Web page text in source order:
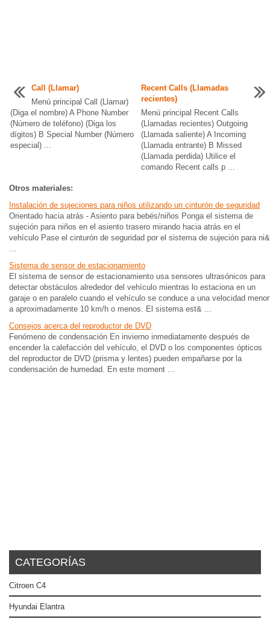
Call (Llamar)
Menú principal Call (Llamar)
(Diga el nombre) A Phone Number
(Número de teléfono) (Diga los
dígitos) B Special Number (Número
especial) ...
Recent Calls (Llamadas
recientes)
Menú principal Recent Calls
(Llamadas recientes) Outgoing
(Llamada saliente) A Incoming
(Llamada entrante) B Missed
(Llamada perdida) Utilice el
comando Recent calls p ...
Otros materiales:
Instalación de sujeciones para niños utilizando un cinturón de seguridad
Orientado hacia atrás - Asiento para bebés/niños Ponga el sistema de
sujeción para niños en el asiento trasero mirando hacia atrás en el
vehículo Pase el cinturón de seguridad por el sistema de sujeción para ni&
...
Sistema de sensor de estacionamiento
El sistema de sensor de estacionamiento usa sensores ultrasónicos para
detectar obstáculos alrededor del vehículo mientras lo estaciona en un
garaje o en paralelo cuando el vehículo se conduce a una velocidad menor
a aproximadamente 10 km/h o menos. El sistema est& ...
Consejos acerca del reproductor de DVD
Fenómeno de condensación En invierno inmediatamente después de
encender la calefacción del vehículo, el DVD o los componentes ópticos
del reproductor de DVD (prisma y lentes) pueden empañarse por la
condensación de humedad. En este moment ...
CATEGORÍAS
Citroen C4
Hyundai Elantra